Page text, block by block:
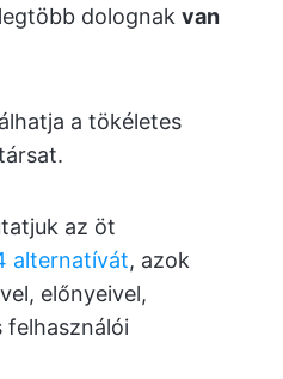
dolognak van
a tökéletes
az öt
alternatívát, azok
előnyeivel,
felhasználói